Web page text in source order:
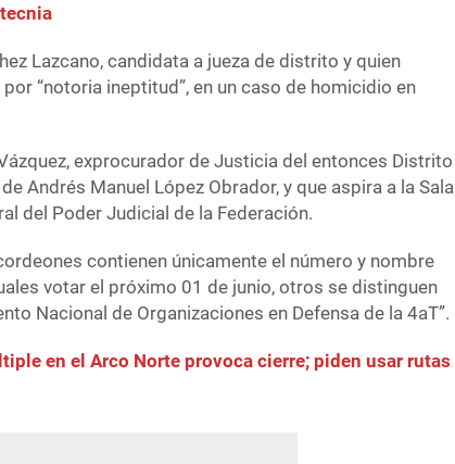
Lazcano, candidata a jueza de distrito y quien
“notoria ineptitud”, en un caso de homicidio en
exprocurador de Justicia del entonces Distrito
Andrés Manuel López Obrador, y que aspira a la Sala
del Poder Judicial de la Federación.
contienen únicamente el número y nombre
votar el próximo 01 de junio, otros se distinguen
Nacional de Organizaciones en Defensa de la 4aT”.
en el Arco Norte provoca cierre; piden usar rutas